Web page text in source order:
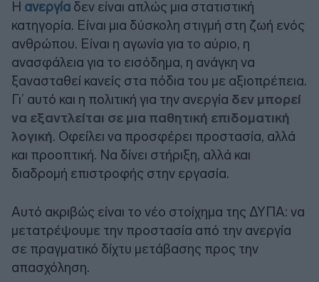
Η ανεργία δεν είναι απλώς μια στατιστική
κατηγορία. Είναι μια δύσκολη στιγμή στη ζωή ενός
ανθρώπου. Είναι η αγωνία για το αύριο, η
ανασφάλεια για το εισόδημα, η ανάγκη να
ξανασταθεί κανείς στα πόδια του με αξιοπρέπεια.
Γι’ αυτό και η πολιτική για την ανεργία δεν μπορεί
να εξαντλείται σε μια παθητική επιδοματική
λογική. Οφείλει να προσφέρει προστασία, αλλά
και προοπτική. Να δίνει στήριξη, αλλά και
διαδρομή επιστροφής στην εργασία.
Αυτό ακριβώς είναι το νέο στοίχημα της ΔΥΠΑ: να
μετατρέψουμε την προστασία από την ανεργία
σε πραγματικό δίχτυ μετάβασης προς την
απασχόληση.